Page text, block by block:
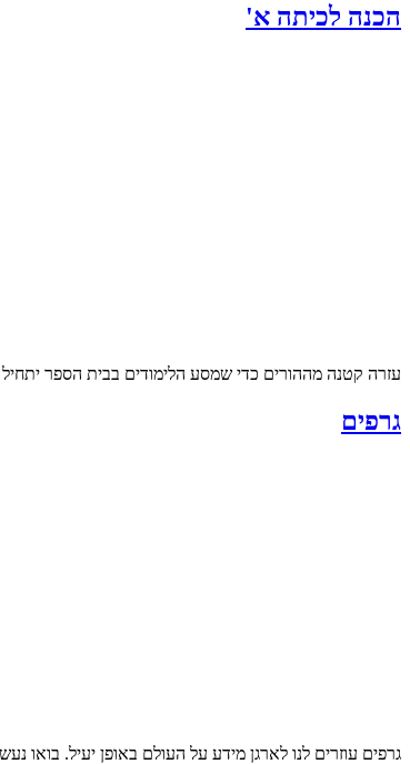
הכנה לכיתה א'
עזרה קטנה מההורים כדי שמסע הלימודים בבית הספר יתחיל
גרפים
גרפים עוזרים לנו לארגן מידע על העולם באופן יעיל.